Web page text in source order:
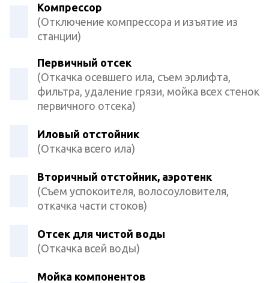
Компрессор
(Отключение компрессора и изъятие из
станции)
Первичный отсек
(Откачка осевшего ила, съем эрлифта,
фильтра, удаление грязи, мойка всех стенок
первичного отсека)
Иловый отстойник
(Откачка всего ила)
Вторичный отстойник, аэротенк
(Съем успокоителя, волосоуловителя,
откачка части стоков)
Отсек для чистой воды
(Откачка всей воды)
Мойка компонентов